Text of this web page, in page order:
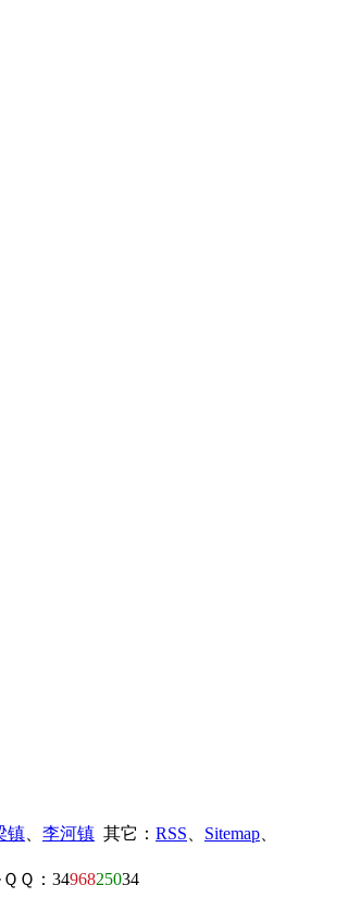
镇 李河镇 其它： RSS Sitemap
Ｑ：3496825034